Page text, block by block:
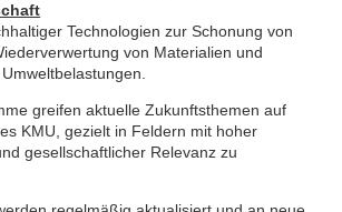
Technologien zur Schonung von
von Materialien und
greifen aktuelle Zukunftsthemen auf
KMU, gezielt in Feldern mit hoher
gesellschaftlicher Relevanz zu